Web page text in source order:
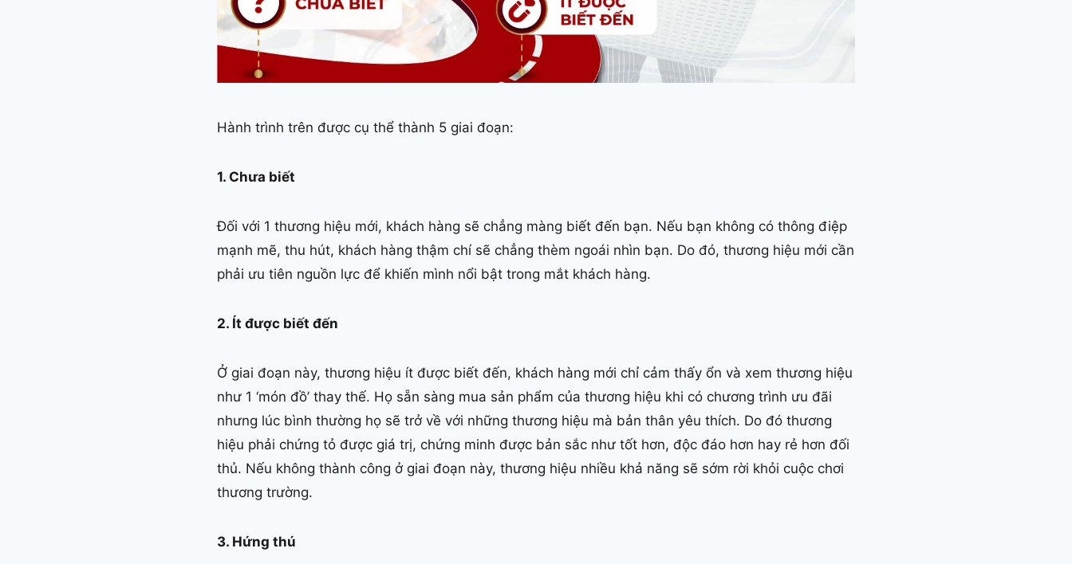
Hành trình trên được cụ thể thành 5 giai đoạn:
1. Chưa biết
Đối với 1 thương hiệu mới, khách hàng sẽ chẳng màng biết đến bạn. Nếu bạn không có thông điệp
mạnh mẽ, thu hút, khách hàng thậm chí sẽ chẳng thèm ngoái nhìn bạn. Do đó, thương hiệu mới cần
phải ưu tiên nguồn lực để khiến mình nổi bật trong mắt khách hàng.
2. Ít được biết đến
Ở giai đoạn này, thương hiệu ít được biết đến, khách hàng mới chỉ cảm thấy ổn và xem thương hiệu
như 1 ‘món đồ’ thay thế. Họ sẵn sàng mua sản phẩm của thương hiệu khi có chương trình ưu đãi
nhưng lúc bình thường họ sẽ trở về với những thương hiệu mà bản thân yêu thích. Do đó thương
hiệu phải chứng tỏ được giá trị, chứng minh được bản sắc như tốt hơn, độc đáo hơn hay rẻ hơn đối
thủ. Nếu không thành công ở giai đoạn này, thương hiệu nhiều khả năng sẽ sớm rời khỏi cuộc chơi
thương trường.
3. Hứng thú